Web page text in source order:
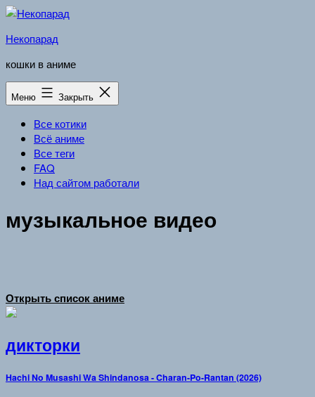
Перейти
содержимому
Некопарад
кошки в аниме
Меню Закрыть
Все котики
Всё аниме
Все теги
FAQ
Над сайтом работали
музыкальное видео
Открыть список аниме
дикторки
Hachi No Musashi Wa Shindanosa - Charan-Po-Rantan (2026)